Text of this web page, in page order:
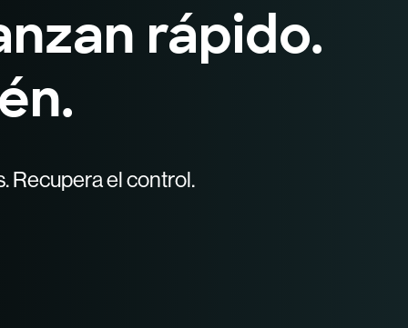
rápido.
Recupera el control.